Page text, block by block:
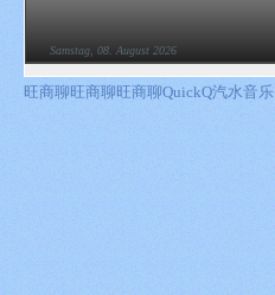
Samstag, 08. August 2026
旺商聊旺商聊旺商聊QuickQ汽水音乐